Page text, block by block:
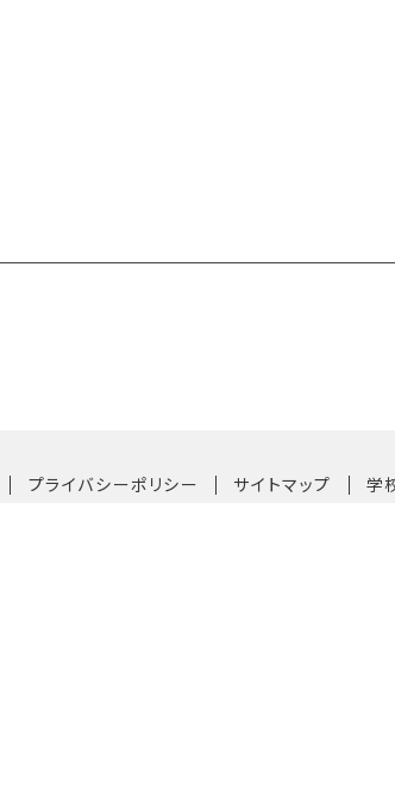
｜ プライバシーポリシー ｜ サイトマップ ｜ 学